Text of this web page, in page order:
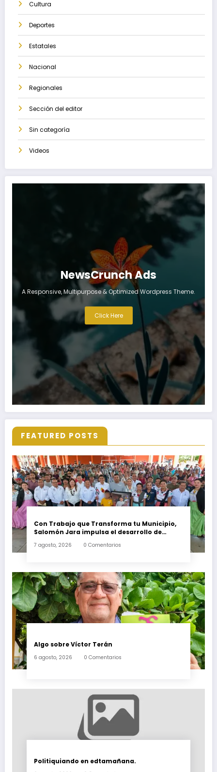
Cultura
Deportes
Estatales
Nacional
Regionales
Sección del editor
Sin categoría
Videos
NewsCrunch Ads
A Responsive, Multipurpose & Optimized Wordpress Theme.
Click Here
FEATURED POSTS
Con Trabajo que Transforma tu Municipio,
Salomón Jara impulsa el desarrollo de
7 agosto, 2026 0 Comentarios
Algo sobre Víctor Terán
6 agosto, 2026 0 Comentarios
Politiquiando en edtamañana.